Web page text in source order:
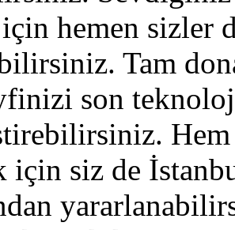
hemen sizler
Tam
son
için siz de